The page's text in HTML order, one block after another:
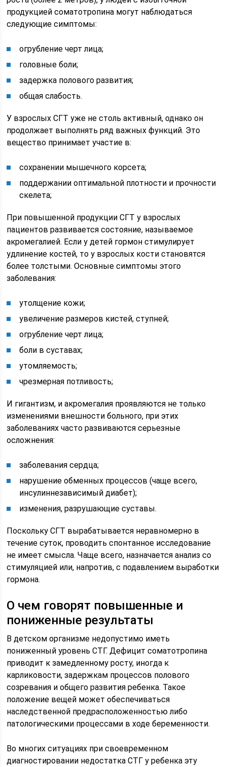
продукцией соматотропина могут наблюдаться
следующие симптомы:
огрубление черт лица;
головные боли;
задержка полового развития;
общая слабость.
У взрослых СГТ уже не столь активный, однако он
продолжает выполнять ряд важных функций. Это
вещество принимает участие в:
сохранении мышечного корсета;
поддержании оптимальной плотности и прочности
скелета;
При повышенной продукции СГТ у взрослых
пациентов развивается состояние, называемое
акромегалией. Если у детей гормон стимулирует
удлинение костей, то у взрослых кости становятся
более толстыми. Основные симптомы этого
заболевания:
утолщение кожи;
увеличение размеров кистей, ступней;
огрубление черт лица;
боли в суставах;
утомляемость;
чрезмерная потливость;
И гигантизм, и акромегалия проявляются не только
изменениями внешности больного, при этих
заболеваниях часто развиваются серьезные
осложнения:
заболевания сердца;
нарушение обменных процессов (чаще всего,
инсулиннезависимый диабет);
изменения, разрушающие суставы.
Поскольку СГТ вырабатывается неравномерно в
течение суток, проводить спонтанное исследование
не имеет смысла. Чаще всего, назначается анализ со
стимуляцией или, напротив, с подавлением выработки
гормона.
О чем говорят повышенные и
пониженные результаты
В детском организме недопустимо иметь
пониженный уровень СТГ. Дефицит соматотропина
приводит к замедленному росту, иногда к
карликовости, задержкам процессов полового
созревания и общего развития ребенка. Такое
положение вещей может обеспечиваться
наследственной предрасположенностью либо
патологическими процессами в ходе беременности.
Во многих ситуациях при своевременном
диагностировании недостатка СТГ у ребенка эту